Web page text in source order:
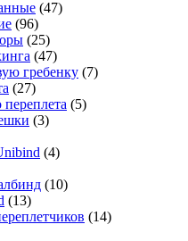
(47)
(96)
(25)
(47)
гребенку (7)
(27)
(5)
(3)
(4)
(10)
(13)
(14)